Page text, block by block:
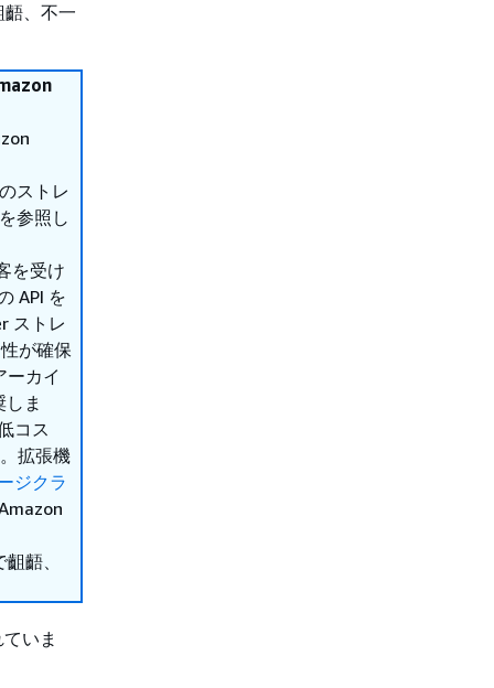
、不一
ストレ
参照し
を受け
API を
ストレ
が確保
ーカイ
しま
コス
拡張機
ジクラ
齬、
いま